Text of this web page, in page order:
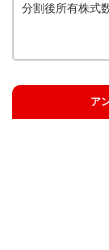
分割後所有株
ア